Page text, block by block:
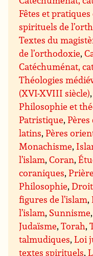
Fêtes et
spirituels de
Textes du
de l’orthodoxie,
Catéchuménat,
Théologies
(XVI-XVIII siècle)
Philosophie et
Patristique,
latins,Pères
Monachisme,
l’islam,Coran,
coraniques,
Philosophie,
figures de l’islam,
l’islam, Sunnisme
Judaïsme,Torah,
talmudiques,Loi
textes spirituels,